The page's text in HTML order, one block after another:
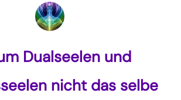
Dualseelen und
nicht das selbe